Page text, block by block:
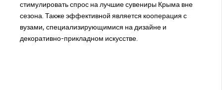
стимулировать спрос на лучшие сувениры Крыма вне
сезона. Также эффективной является кооперация с
вузами, специализирующимися на дизайне и
декоративно-прикладном искусстве.